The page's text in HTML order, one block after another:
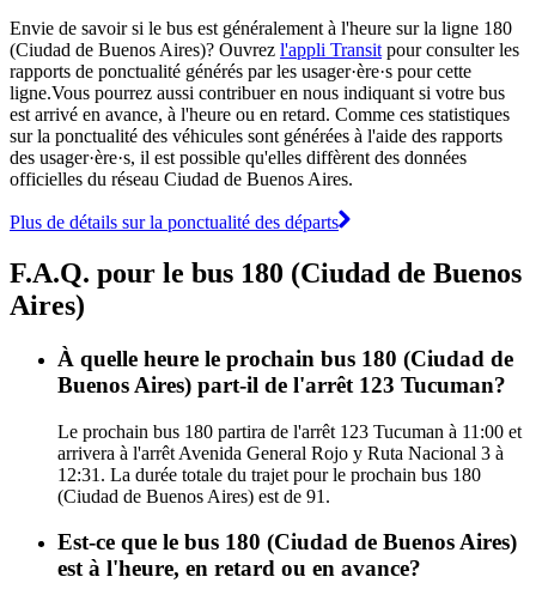
Envie de savoir si le bus est généralement à l'heure sur la ligne 180
(Ciudad de Buenos Aires)? Ouvrez l'appli Transit pour consulter les
rapports de ponctualité générés par les usager·ère·s pour cette
ligne.Vous pourrez aussi contribuer en nous indiquant si votre bus
est arrivé en avance, à l'heure ou en retard. Comme ces statistiques
sur la ponctualité des véhicules sont générées à l'aide des rapports
des usager·ère·s, il est possible qu'elles diffèrent des données
officielles du réseau Ciudad de Buenos Aires.
Plus de détails sur la ponctualité des départs
F.A.Q. pour le bus 180 (Ciudad de Buenos
Aires)
À quelle heure le prochain bus 180 (Ciudad de
Buenos Aires) part-il de l'arrêt 123 Tucuman?
Le prochain bus 180 partira de l'arrêt 123 Tucuman à 11:00 et
arrivera à l'arrêt Avenida General Rojo y Ruta Nacional 3 à
12:31. La durée totale du trajet pour le prochain bus 180
(Ciudad de Buenos Aires) est de 91.
Est-ce que le bus 180 (Ciudad de Buenos Aires)
est à l'heure, en retard ou en avance?